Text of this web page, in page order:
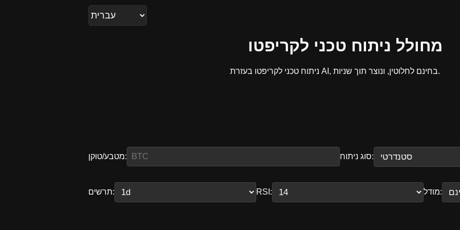
מחולל ניתוח טכני לקריפטו
ניתוח טכני לקריפטו בעזרת AI, בחינם לחלוטין, ונוצר תוך שניות.
מטבע/טוקן: סוג ניתוח:
תרשים: RSI: מודל: